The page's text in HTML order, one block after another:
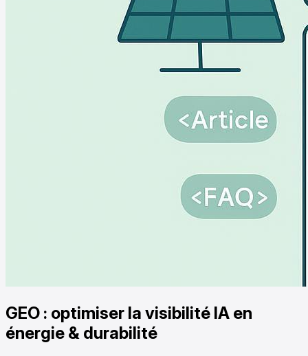
GEO : optimiser la visibilité IA en
énergie & durabilité